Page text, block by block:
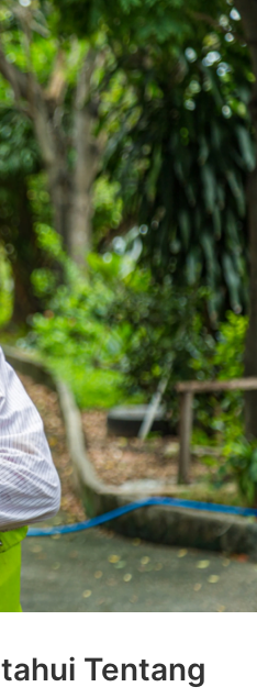
Tentang